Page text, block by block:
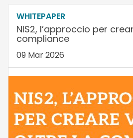
WHITEPAPER
NIS2, l’approccio per
compliance
09 Mar 2026